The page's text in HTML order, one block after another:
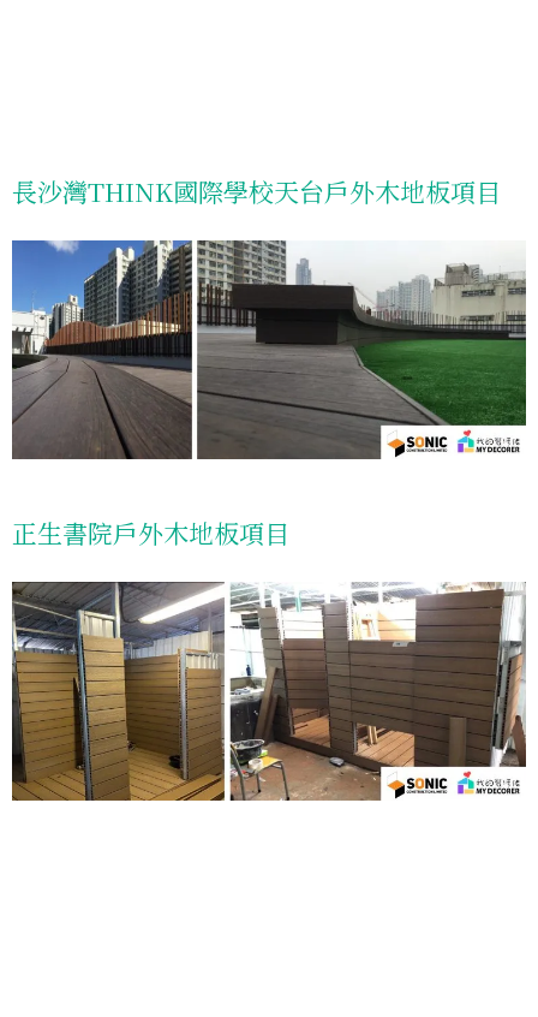
長沙灣THINK國際學校天台戶外木地板項目
正生書院戶外木地板項目